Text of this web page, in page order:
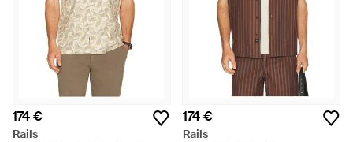
174 €
Rails
174 €
Rails